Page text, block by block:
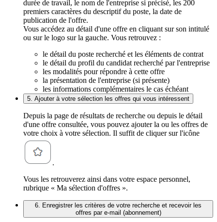
durée de travail, le nom de l'entreprise si précisé, les 200
premiers caractères du descriptif du poste, la date de
publication de l'offre.
Vous accédez au détail d'une offre en cliquant sur son intitulé
ou sur le logo sur la gauche. Vous retrouvez :
le détail du poste recherché et les éléments de contrat
le détail du profil du candidat recherché par l'entreprise
les modalités pour répondre à cette offre
la présentation de l'entreprise (si présente)
les informations complémentaires le cas échéant
5. Ajouter à votre sélection les offres qui vous intéressent
Depuis la page de résultats de recherche ou depuis le détail
d'une offre consultée, vous pouvez ajouter la ou les offres de
votre choix à votre sélection. Il suffit de cliquer sur l'icône
.
Vous les retrouverez ainsi dans votre espace personnel,
rubrique « Ma sélection d'offres ».
6. Enregistrer les critères de votre recherche et recevoir les
offres par e-mail (abonnement)